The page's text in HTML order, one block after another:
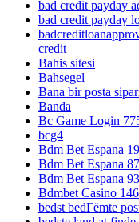
bad credit payday
bad credit payday
credit
Bahis sitesi
Bahsegel
Bana bir posta
Banda
Bc Game Login
bcg4
Bdm Bet Espana
Bdm Bet Espana
Bdm Bet Espana 93
Bdmbet Casino 146
bedst bedГёmte